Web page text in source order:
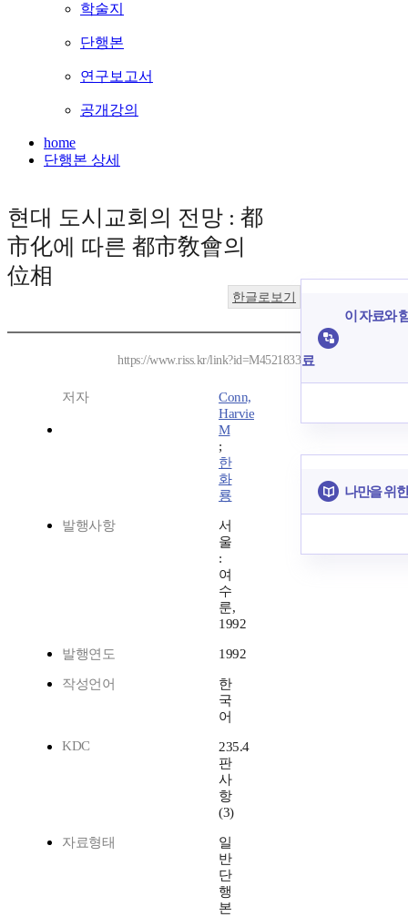
학술지
단행본
연구보고서
공개강의
home
단행본 상세
현대 도시교회의 전망 : 都
市化에 따른 都市敎會의
位相
한글로보기
https://www.riss.kr/link?id=M4521833
저자
Conn,
Harvie
M
;
한
화
룡
발행사항
서
울
:
여
수
룬,
1992
발행연도 1992
작성언어
한
국
어
KDC
235.4
판
사
항
(3)
자료형태
일
반
단
행
본
이 자료와
료
나만을 위